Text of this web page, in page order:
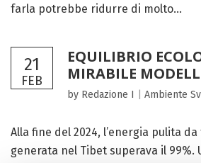
farla potrebbe ridurre di molto...
21
FEB
EQUILIBRIO
MIRABILE
by Redazione I Ambiente
Alla fine del 2024, l’energia pulita
generata nel Tibet superava il 99%.